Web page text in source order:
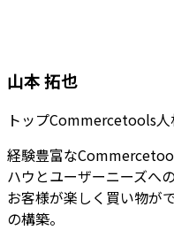
山本 拓也
トップCommercetools人
経験豊富な
ハウとユーザーニーズへ
お客様が楽しく買い物が
の構築。